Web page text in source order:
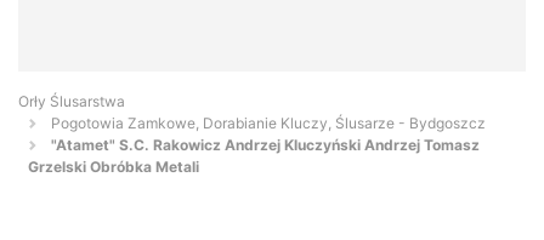
Orły Ślusarstwa
Pogotowia Zamkowe, Dorabianie Kluczy, Ślusarze - Bydgoszcz
"Atamet" S.C. Rakowicz Andrzej Kluczyński Andrzej Tomasz
Grzelski Obróbka Metali